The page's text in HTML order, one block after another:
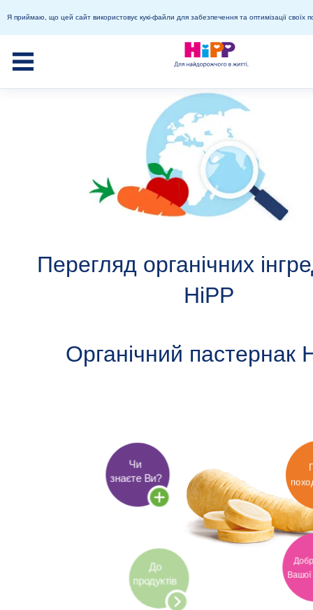
Я приймаю, що цей сайт використовує кукі-файли для забезпечення та оптимізації своїх
Перегляд органічних
HiPP
Органічний пастернак